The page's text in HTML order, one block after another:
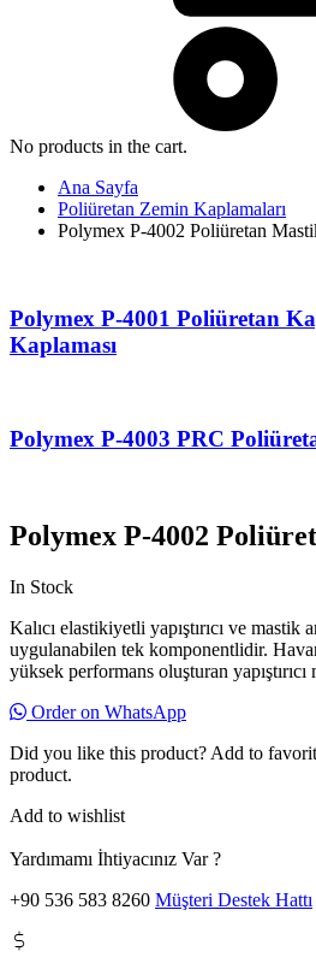
No products in the cart.
Ana Sayfa
Poliüretan Zemin Kaplamaları
Polymex P-4002 Poliüretan
Polymex P-4001 Poliüretan
Kaplaması
Polymex P-4003 PRC
Polymex P-4002
In Stock
Kalıcı elastikiyetli yapıştırıcı ve mastik
uygulanabilen tek komponentlidir.
yüksek performans oluşturan yapıştırıcı
Order on WhatsApp
Did you like this product? Add to
product.
Add to wishlist
Yardımamı İhtiyacınız Var ?
+90 536 583 8260 Müşteri Destek Hattı